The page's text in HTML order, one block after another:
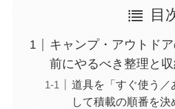
目
キャンプ・アウトド
前にやるべき整理と
道具を「すぐ使う／
して積載の順番を決